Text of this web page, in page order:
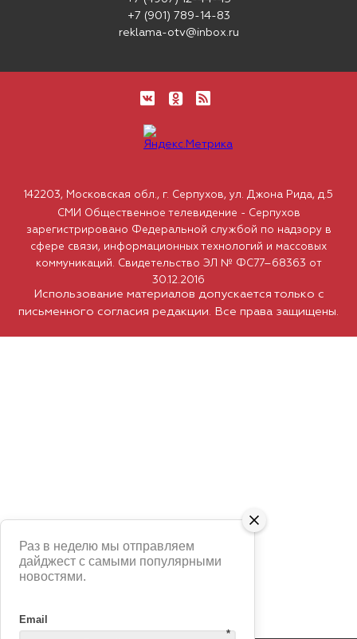
+7 (901) 789-14-83
reklama-otv@inbox.ru
Использование материалов допускается только с
письменного согласия редакции. Все права защищены.
142203, Московская обл., г. Серпухов, ул. Джона Рида, д.5
СМИ Общественное телевидение - Серпухов
зарегистрировано Федеральной службой по надзору в
сфере связи, информационных технологий и массовых
коммуникаций. Свидетельство ЭЛ № ФС77–68363 от
30.12.2016
Раз в неделю мы отправляем
дайджест с самыми популярными
новостями.
Email
*